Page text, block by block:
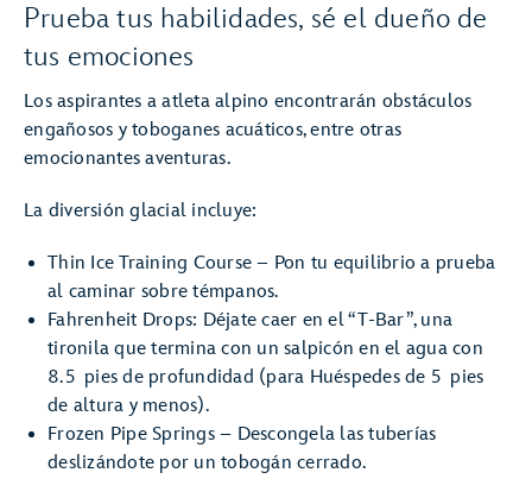
Prueba tus habilidades, sé el dueño de
tus emociones
Los aspirantes a atleta alpino encontrarán obstáculos
engañosos y toboganes acuáticos, entre otras
emocionantes aventuras.
La diversión glacial incluye:
Thin Ice Training Course – Pon tu equilibrio a prueba
al caminar sobre témpanos.
Fahrenheit Drops: Déjate caer en el “T-Bar”, una
tironila que termina con un salpicón en el agua con
8.5 pies de profundidad (para Huéspedes de 5 pies
de altura y menos).
Frozen Pipe Springs – Descongela las tuberías
deslizándote por un tobogán cerrado.